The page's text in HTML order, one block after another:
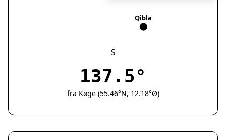
Helsingør
Hørsholm
Næstved
Viborg
Køge
Holstebro
Taastrup
S
Qibla
137.5°
fra Køge (55.46°N, 12.18°Ø)